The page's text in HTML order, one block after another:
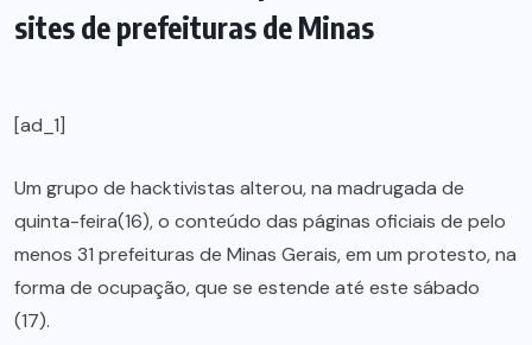
sites de prefeituras de Minas
[ad_1]
Um grupo de hacktivistas alterou, na madrugada de
quinta-feira(16), o conteúdo das páginas oficiais de pelo
menos 31 prefeituras de Minas Gerais, em um protesto, na
forma de ocupação, que se estende até este sábado
(17).